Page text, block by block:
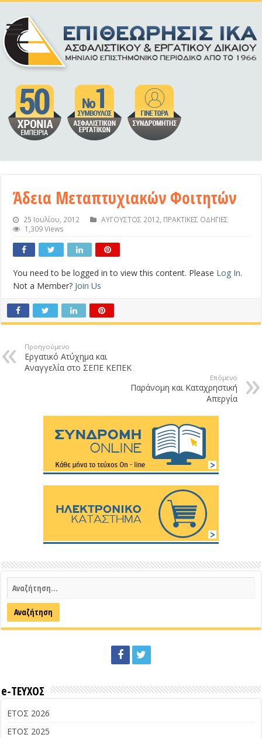
Άδεια Μεταπτυχιακών Φοιτητών
25 Ιουλίου, 2012 ΑΥΓΟΥΣΤΟΣ 2012, ΠΡΑΚΤΙΚΕΣ ΟΔΗΓΙΕΣ
1,309 Views
You need to be logged in to view this content. Please Log In.
Not a Member? Join Us
Προηγούμενο
Εργατικό Ατύχημα και
Αναγγελία στο ΣΕΠΕ ΚΕΠΕΚ
Επόμενο
Παράνομη και Καταχρηστική
Απεργία
e-ΤΕΥΧΟΣ
ΕΤΟΣ 2026
ΕΤΟΣ 2025